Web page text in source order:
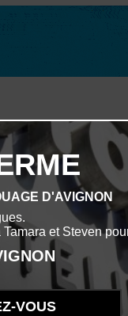
D'AVIGNON
et Steven
VOUS